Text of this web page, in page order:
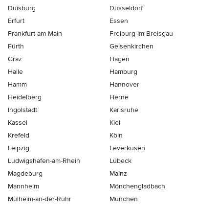
Duisburg
Düsseldorf
Erfurt
Essen
Frankfurt am Main
Freiburg-im-Breisgau
Fürth
Gelsenkirchen
Graz
Hagen
Halle
Hamburg
Hamm
Hannover
Heidelberg
Herne
Ingolstadt
Karlsruhe
Kassel
Kiel
Krefeld
Köln
Leipzig
Leverkusen
Ludwigshafen-am-Rhein
Lübeck
Magdeburg
Mainz
Mannheim
Mönchen­gladbach
Mülheim-an-der-Ruhr
München